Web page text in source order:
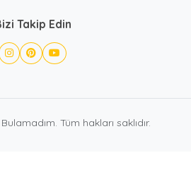
Takip Edin
Tüm hakları saklıdır.